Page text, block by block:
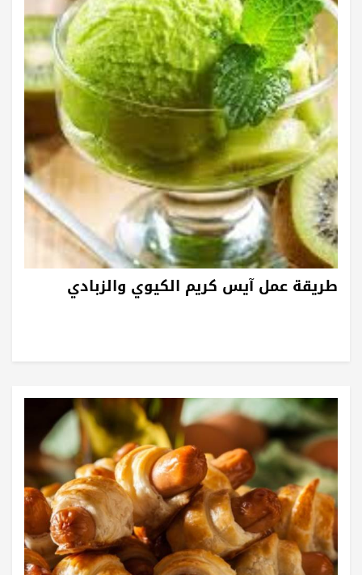
طريقة عمل آيس كريم الكيوي والزبادي